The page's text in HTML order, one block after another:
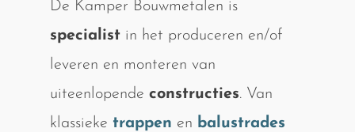
De Kamper Bouwmetalen is
specialistin het produceren en/of
leveren en monteren van
uiteenlopende constructies. Van
klassieke trappen en balustrades